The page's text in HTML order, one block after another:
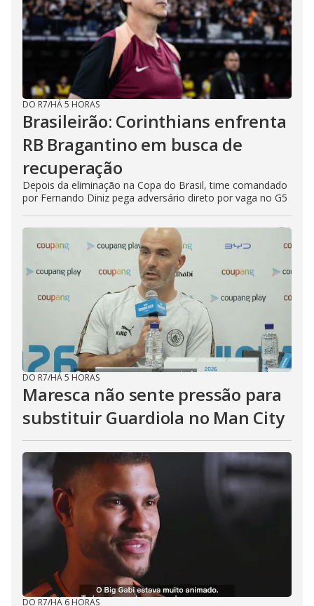
DO R7/HÁ 5 HORAS
Brasileirão: Corinthians enfrenta
RB Bragantino em busca de
recuperação
Depois da eliminação na Copa do Brasil, time comandado
por Fernando Diniz pega adversário direto por vaga no G5
DO R7/HÁ 5 HORAS
Maresca não sente pressão para
substituir Guardiola no Man City
DO R7/HÁ 6 HORAS